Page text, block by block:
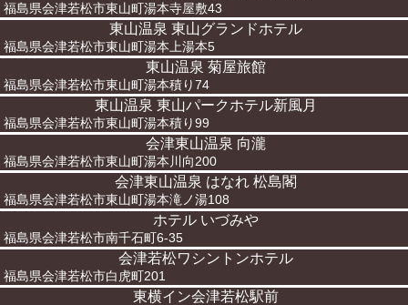
福島県会津若松市東山町湯本寺屋敷43
東山温泉 東山グランドホテル
福島県会津若松市東山町湯本上湯本5
東山温泉 菊屋旅館
福島県会津若松市東山町湯本積り74
東山温泉 東山パークホテル新風月
福島県会津若松市東山町湯本積り99
会津東山温泉 向瀧
福島県会津若松市東山町湯本川向200
会津東山温泉 はなれ 松島閣
福島県会津若松市東山町湯本滝ノ湯108
ホテル いづみや
福島県会津若松市南千石町6-35
会津若松ワシントンホテル
福島県会津若松市白虎町201
東横イン会津若松駅前